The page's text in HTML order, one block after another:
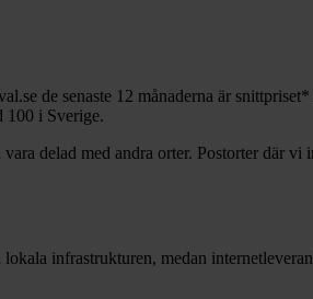
de senaste 12 månaderna är snittpriset*
100 i Sverige.
delad med andra orter. Postorter där vi
infrastrukturen, medan